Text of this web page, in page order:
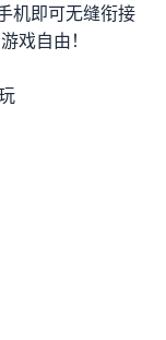
机即可无缝衔接
戏自由！